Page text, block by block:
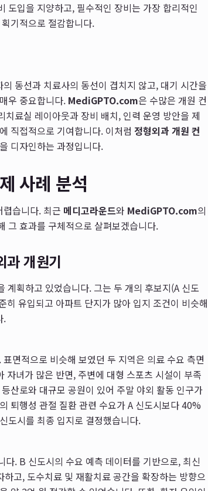
도입을 지양하고, 필수적인 장비는 가장 합리적인
기적으로 절감합니다.
동선과 치료사의 동선이 겹치지 않고, 대기 시간을
우 중요합니다. MediGPTO.com은 수많은 개원 컨
료실 레이아웃과 장비 배치, 인력 운영 방안을 제
직접적으로 기여합니다. 이처럼 정형외과 개원 컨
디자인하는 과정입니다.
사례 분석
습니다. 최근 메디고라운드와 MediGPTO.com의
그 효과를 구체적으로 살펴보겠습니다.
과 개원기
획하고 있었습니다. 그는 두 개의 후보지(A 신도
유입되고 아파트 단지가 많아 입지 조건이 비슷해
.
면적으로 비슷해 보였던 두 지역은 의료 수요 측면
녀가 많은 반면, 주변에 대형 스포츠 시설이 부족
산로와 대규모 공원이 있어 주말 야외 활동 인구가
퇴행성 관절 질환 관련 수요가 A 신도시보다 40%
도시를 최종 입지로 결정했습니다.
다. B 신도시의 수요 예측 데이터를 기반으로, 최신
고, 도수치료 및 재활치료 공간을 확장하는 방향으